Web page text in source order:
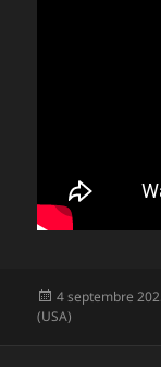
Publié
le
4 septembre
(USA)